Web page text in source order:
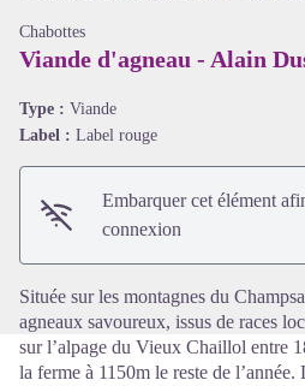
Chabottes
Viande d'agneau - Alain
Type : Viande
Label : Label rouge
Embarquer cet élément
connexion
Située sur les montagnes du
agneaux savoureux, issus de races
sur l’alpage du Vieux Chaillol entre
la ferme à 1150m le reste de l’année.